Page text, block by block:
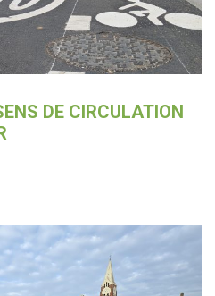
DE CIRCULATION